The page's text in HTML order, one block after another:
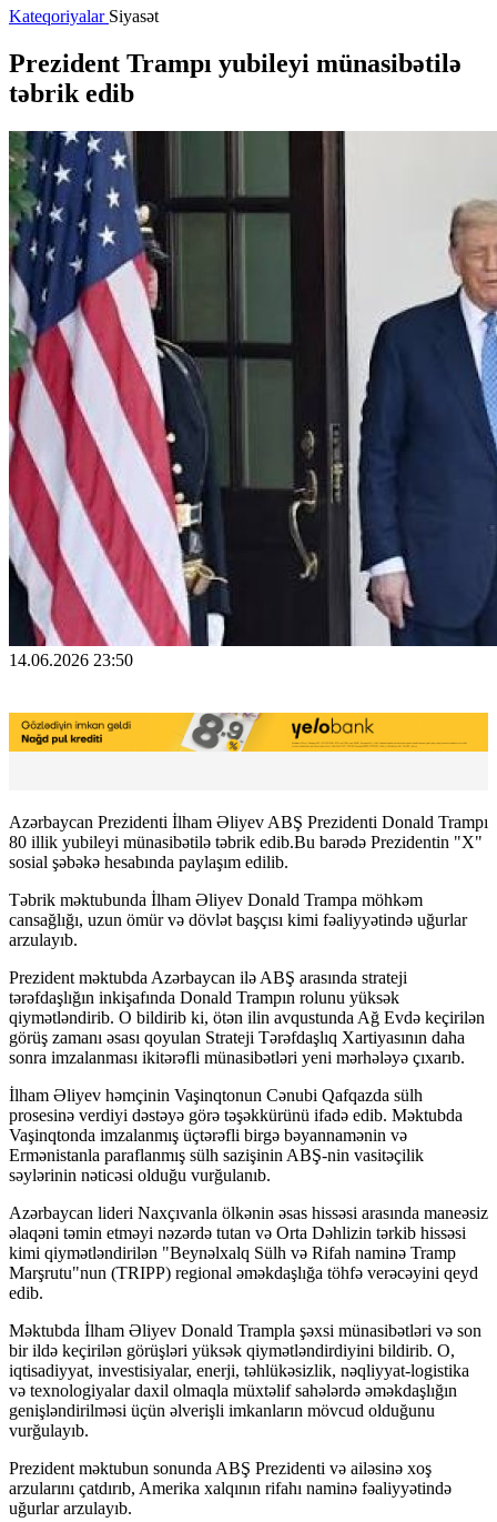
Kateqoriyalar Siyasət
Prezident Trampı yubileyi münasibətilə
təbrik edib
14.06.2026 23:50
Azərbaycan Prezidenti İlham Əliyev ABŞ Prezidenti Donald Trampı
80 illik yubileyi münasibətilə təbrik edib.Bu barədə Prezidentin "X"
sosial şəbəkə hesabında paylaşım edilib.
Təbrik məktubunda İlham Əliyev Donald Trampa möhkəm
cansağlığı, uzun ömür və dövlət başçısı kimi fəaliyyətində uğurlar
arzulayıb.
Prezident məktubda Azərbaycan ilə ABŞ arasında strateji
tərəfdaşlığın inkişafında Donald Trampın rolunu yüksək
qiymətləndirib. O bildirib ki, ötən ilin avqustunda Ağ Evdə keçirilən
görüş zamanı əsası qoyulan Strateji Tərəfdaşlıq Xartiyasının daha
sonra imzalanması ikitərəfli münasibətləri yeni mərhələyə çıxarıb.
İlham Əliyev həmçinin Vaşinqtonun Cənubi Qafqazda sülh
prosesinə verdiyi dəstəyə görə təşəkkürünü ifadə edib. Məktubda
Vaşinqtonda imzalanmış üçtərəfli birgə bəyannamənin və
Ermənistanla paraflanmış sülh sazişinin ABŞ-nin vasitəçilik
səylərinin nəticəsi olduğu vurğulanıb.
Azərbaycan lideri Naxçıvanla ölkənin əsas hissəsi arasında maneəsiz
əlaqəni təmin etməyi nəzərdə tutan və Orta Dəhlizin tərkib hissəsi
kimi qiymətləndirilən "Beynəlxalq Sülh və Rifah naminə Tramp
Marşrutu"nun (TRIPP) regional əməkdaşlığa töhfə verəcəyini qeyd
edib.
Məktubda İlham Əliyev Donald Trampla şəxsi münasibətləri və son
bir ildə keçirilən görüşləri yüksək qiymətləndirdiyini bildirib. O,
iqtisadiyyat, investisiyalar, enerji, təhlükəsizlik, nəqliyyat-logistika
və texnologiyalar daxil olmaqla müxtəlif sahələrdə əməkdaşlığın
genişləndirilməsi üçün əlverişli imkanların mövcud olduğunu
vurğulayıb.
Prezident məktubun sonunda ABŞ Prezidenti və ailəsinə xoş
arzularını çatdırıb, Amerika xalqının rifahı naminə fəaliyyətində
uğurlar arzulayıb.